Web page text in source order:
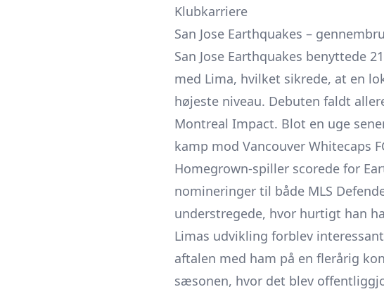
Klubkarriere
San Jose Earthquakes –
San Jose Earthquakes benyttede
med Lima, hvilket sikrede, at en
højeste niveau. Debuten faldt
Montreal Impact. Blot en uge
kamp mod Vancouver Whitecaps
Homegrown-spiller scorede for
nomineringer til både MLS
understregede, hvor hurtigt han
Limas udvikling forblev
aftalen med ham på en flerårig
sæsonen, hvor det blev